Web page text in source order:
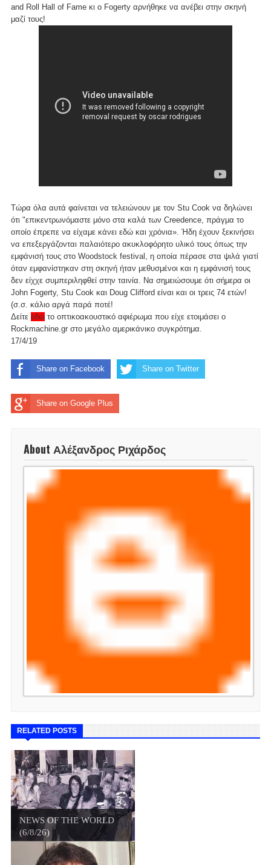
and Roll Hall of Fame κι ο Fogerty αρνήθηκε να ανέβει στην σκηνή
μαζί τους!
Τώρα όλα αυτά φαίνεται να τελειώνουν με τον Stu Cook να δηλώνει
ότι "επικεντρωνόμαστε μόνο στα καλά των Creedence, πράγμα το
οποίο έπρεπε να είχαμε κάνει εδώ και χρόνια». Ήδη έχουν ξεκινήσει
να επεξεργάζονται παλαιότερο ακυκλοφόρητο υλικό τους όπως την
εμφάνισή τους στο Woodstock festival, η οποία πέρασε στα ψιλά γιατί
όταν εμφανίστηκαν στη σκηνή ήταν μεθυσμένοι και η εμφάνισή τους
δεν είχχε συμπεριληφθεί στην ταινία. Να σημειώσουμε ότι σήμερα οι
John Fogerty, Stu Cook και Doug Clifford είναι και οι τρεις 74 ετών!
(σ.σ. κάλιο αργά παρά ποτέ!
Δείτε εδώ το οπτικοακουστικό αφιέρωμα που είχε ετοιμάσει ο
Rockmachine.gr στο μεγάλο αμερικάνικο συγκρότημα.
17/4/19
Share on Facebook Share on Twitter
Share on Google Plus
About Αλέξανδρος Ριχάρδος
RELATED POSTS
NEWS OF THE WORLD
(6/8/26)